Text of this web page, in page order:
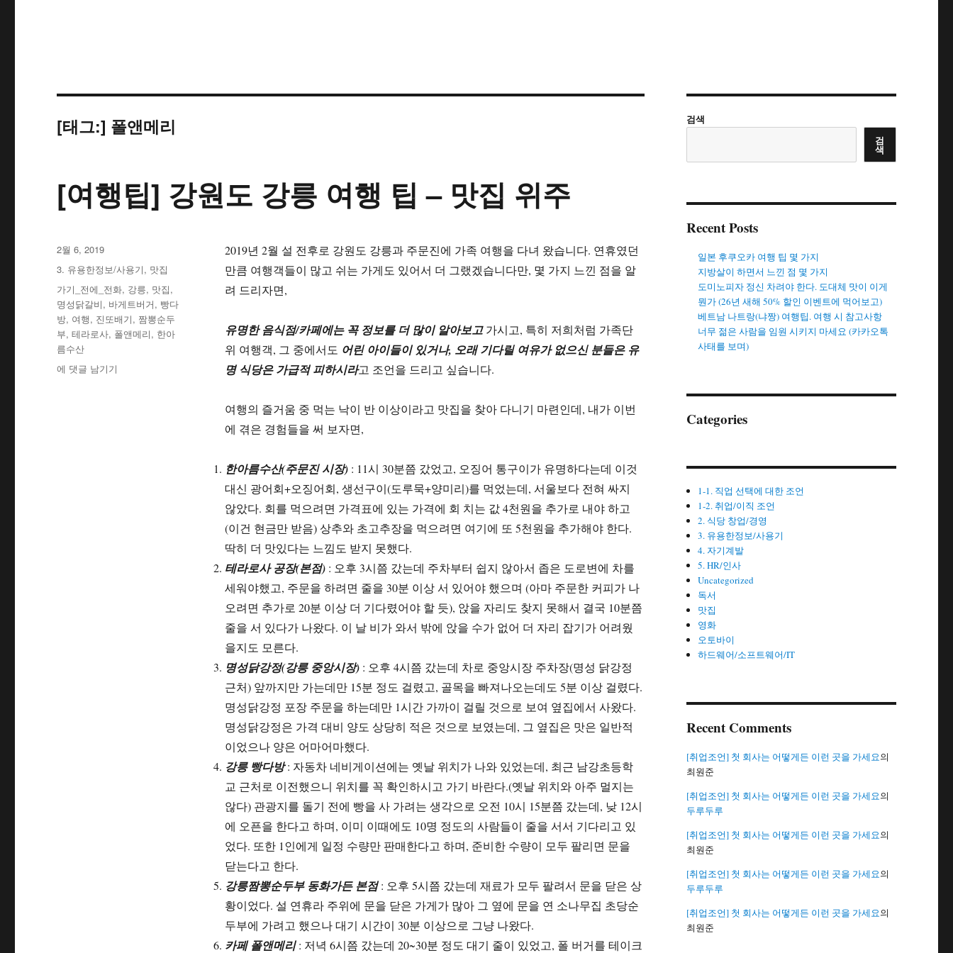
[태그:] 폴앤메리
[여행팁] 강원도 강릉 여행 팁 – 맛집 위주
2019년 2월 설 전후로 강원도 강릉과 주문진에 가족 여행을 다녀 왔습니다. 연휴였던
만큼 여행객들이 많고 쉬는 가게도 있어서 더 그랬겠습니다만, 몇 가지 느낀 점을 알
려 드리자면,
유명한 음식점/카페에는 꼭 정보를 더 많이 알아보고가시고, 특히 저희처럼 가족단
위 여행객, 그 중에서도 어린 아이들이 있거나, 오래 기다릴 여유가 없으신 분들은 유
명 식당은 가급적 피하시라고 조언을 드리고 싶습니다.
여행의 즐거움 중 먹는 낙이 반 이상이라고 맛집을 찾아 다니기 마련인데, 내가 이번
에 겪은 경험들을 써 보자면,
한아름수산(주문진 시장) : 11시 30분쯤 갔었고, 오징어 통구이가 유명하다는데 이것
대신 광어회+오징어회, 생선구이(도루묵+양미리)를 먹었는데, 서울보다 전혀 싸지
않았다. 회를 먹으려면 가격표에 있는 가격에 회 치는 값 4천원을 추가로 내야 하고
(이건 현금만 받음) 상추와 초고추장을 먹으려면 여기에 또 5천원을 추가해야 한다.
딱히 더 맛있다는 느낌도 받지 못했다.
테라로사 공장(본점): 오후 3시쯤 갔는데 주차부터 쉽지 않아서 좁은 도로변에 차를
세워야했고, 주문을 하려면 줄을 30분 이상 서 있어야 했으며 (아마 주문한 커피가 나
오려면 추가로 20분 이상 더 기다렸어야 할 듯), 앉을 자리도 찾지 못해서 결국 10분쯤
줄을 서 있다가 나왔다. 이 날 비가 와서 밖에 앉을 수가 없어 더 자리 잡기가 어려웠
을지도 모른다.
명성닭강정(강릉 중앙시장): 오후 4시쯤 갔는데 차로 중앙시장 주차장(명성 닭강정
근처) 앞까지만 가는데만 15분 정도 걸렸고, 골목을 빠져나오는데도 5분 이상 걸렸다.
명성닭강정 포장 주문을 하는데만 1시간 가까이 걸릴 것으로 보여 옆집에서 사왔다.
명성닭강정은 가격 대비 양도 상당히 적은 것으로 보였는데, 그 옆집은 맛은 일반적
이었으나 양은 어마어마했다.
강릉 빵다방: 자동차 네비게이션에는 옛날 위치가 나와 있었는데, 최근 남강초등학
교 근처로 이전했으니 위치를 꼭 확인하시고 가기 바란다.(옛날 위치와 아주 멀지는
않다) 관광지를 돌기 전에 빵을 사 가려는 생각으로 오전 10시 15분쯤 갔는데, 낮 12시
에 오픈을 한다고 하며, 이미 이때에도 10명 정도의 사람들이 줄을 서서 기다리고 있
었다. 또한 1인에게 일정 수량만 판매한다고 하며, 준비한 수량이 모두 팔리면 문을
닫는다고 한다.
강릉짬뽕순두부 동화가든 본점: 오후 5시쯤 갔는데 재료가 모두 팔려서 문을 닫은 상
황이었다. 설 연휴라 주위에 문을 닫은 가게가 많아 그 옆에 문을 연 소나무집 초당순
두부에 가려고 했으나 대기 시간이 30분 이상으로 그냥 나왔다.
카페 폴앤메리: 저녁 6시쯤 갔는데 20~30분 정도 대기 줄이 있었고, 폴 버거를 테이크
작
성
자
2월 6, 2019
카
테
고
리
3. 유용한정보/사용기, 맛집
태
그
가기_전에_전화, 강릉, 맛집,
명성닭갈비, 바게트버거, 빵다
방, 여행, 진또배기, 짬뽕순두
부,테라로사, 폴앤메리, 한아
름수산
[여
에 댓글 남기기
검색
검
색
Recent Posts
일본 후쿠오카 여행 팁 몇 가지
지방살이 하면서 느낀 점 몇 가지
도미노피자 정신 차려야 한다. 도대체 맛이 이게
뭔가 (26년 새해 50% 할인 이벤트에 먹어보고)
베트남 나트랑(냐짱) 여행팁. 여행 시 참고사항
너무 젊은 사람을 임원 시키지 마세요 (카카오톡
사태를 보며)
Categories
1-1. 직업 선택에 대한 조언
1-2. 취업/이직 조언
2. 식당 창업/경영
3. 유용한정보/사용기
4. 자기계발
5. HR/인사
Uncategorized
독서
맛집
영화
오토바이
하드웨어/소프트웨어/IT
Recent Comments
[취업조언] 첫 회사는 어떻게든 이런 곳을 가세요의
최원준
[취업조언] 첫 회사는 어떻게든 이런 곳을 가세요의
두루두루
[취업조언] 첫 회사는 어떻게든 이런 곳을 가세요의
최원준
[취업조언] 첫 회사는 어떻게든 이런 곳을 가세요의
두루두루
[취업조언] 첫 회사는 어떻게든 이런 곳을 가세요의
최원준